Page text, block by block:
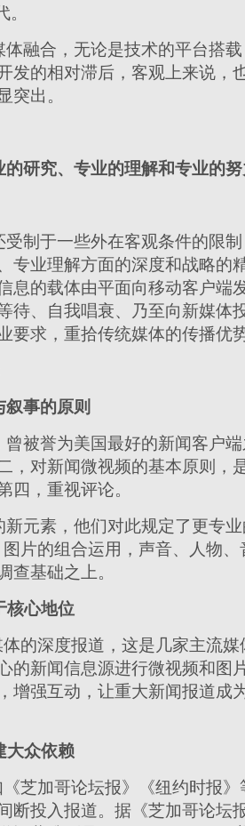
融合，无论是技术的平台搭
发的相对滞后，客观上来说，
突出。
研究、专业的理解和专业的努
制于一些外在客观条件的限
专业理解方面的深度和战略的
息的载体由平面向移动客户端
待、自我唱衰、乃至向新媒体
要求，重拾传统媒体的传播优
叙事的原则
曾被誉为美国最好的新闻客户
，对新闻微视频的基本原则，
四，重视评论。
元素，他们对此规定了更专
片的组合运用，声音、人物
查基础之上。
核心地位
的深度报道，这是几家主流
的新闻信息源进行微视频和图
增强互动，让重大新闻报道成
大众依赖
芝加哥论坛报》《纽约时报
断投入报道。据《芝加哥论坛